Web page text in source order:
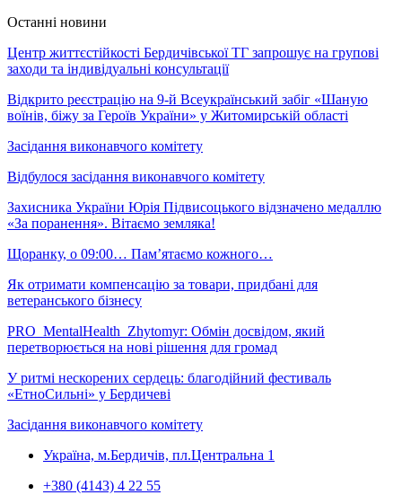
Останні новини
Центр життєстійкості Бердичівської ТГ запрошує на групові
заходи та індивідуальні консультації
Відкрито реєстрацію на 9-й Всеукраїнський забіг «Шаную
воїнів, біжу за Героїв України» у Житомирській області
Засідання виконавчого комітету
Відбулося засідання виконавчого комітету
Захисника України Юрія Підвисоцького відзначено медаллю
«За поранення». Вітаємо земляка!
Щоранку, о 09:00… Пам’ятаємо кожного…
Як отримати компенсацію за товари, придбані для
ветеранського бізнесу
PRO_MentalHealth_Zhytomyr: Обмін досвідом, який
перетворюється на нові рішення для громад
У ритмі нескорених сердець: благодійний фестиваль
«ЕтноСильні» у Бердичеві
Засідання виконавчого комітету
Україна, м.Бердичів, пл.Центральна 1
+380 (4143) 4 22 55